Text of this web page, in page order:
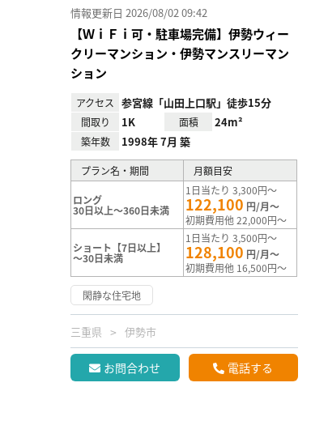
情報更新日 2026/08/02 09:42
【ＷｉＦｉ可・駐車場完備】伊勢ウィー
クリーマンション・伊勢マンスリーマン
ション
アクセス 参宮線「山田上口駅」徒歩15分
間取り 1K 面積 24m²
築年数 1998年 7月 築
プラン名・期間 月額目安
ロング
30日以上～360日未満
1日当たり 3,300円～
122,100 円/月～
初期費用他 22,000円～
ショート【7日以上】
～30日未満
1日当たり 3,500円～
128,100 円/月～
初期費用他 16,500円～
閑静な住宅地
三重県 伊勢市
お問合わせ 電話する